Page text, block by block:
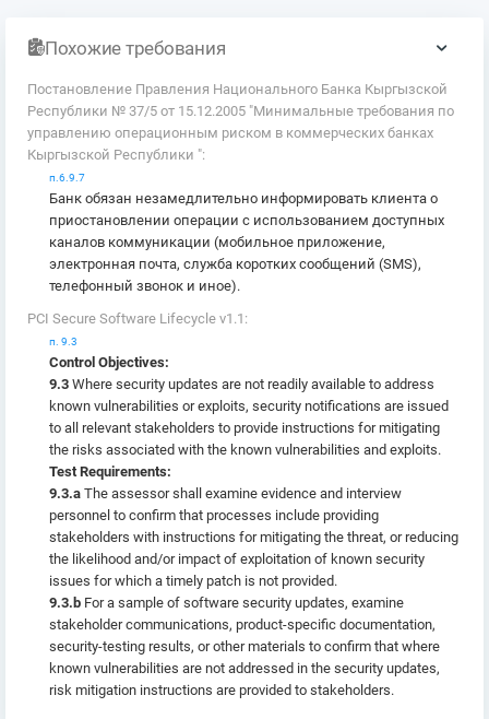
Похожие требования
Постановление Правления Национального Банка Кыргызской
Республики № 37/5 от 15.12.2005 "Минимальные требования по
управлению операционным риском в коммерческих банках
Кыргызской Республики ":
п.6.9.7
Банк обязан незамедлительно информировать клиента о
приостановлении операции с использованием доступных
каналов коммуникации (мобильное приложение,
электронная почта, служба коротких сообщений (SMS),
телефонный звонок и иное).
PCI Secure Software Lifecycle v1.1:
п. 9.3
Control Objectives:
9.3 Where security updates are not readily available to address
known vulnerabilities or exploits, security notifications are issued
to all relevant stakeholders to provide instructions for mitigating
the risks associated with the known vulnerabilities and exploits.
Test Requirements:
9.3.a The assessor shall examine evidence and interview
personnel to confirm that processes include providing
stakeholders with instructions for mitigating the threat, or reducing
the likelihood and/or impact of exploitation of known security
issues for which a timely patch is not provided.
9.3.b For a sample of software security updates, examine
stakeholder communications, product-specific documentation,
security-testing results, or other materials to confirm that where
known vulnerabilities are not addressed in the security updates,
risk mitigation instructions are provided to stakeholders.